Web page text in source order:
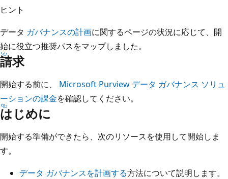
ヒント
データ ガバナンスの計画に関するページの状況に応じて、開
始に役立つ推奨パスをマップしました。
請求
開始する前に、 Microsoft Purview データ ガバナンス ソリュ
ーションの課金を確認してください。
はじめに
開始する準備ができたら、次のリソースを使用して開始しま
す。
データ ガバナンスを計画する方法について説明します。